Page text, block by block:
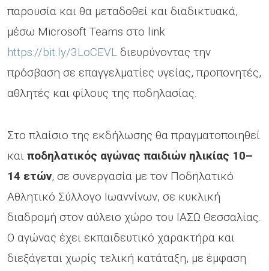
παρουσία και θα μεταδοθεί και διαδικτυακά,
μέσω Microsoft Teams στο link
https://bit.ly/3LoCEVL διευρύνοντας την
πρόσβαση σε επαγγελματίες υγείας, προπονητές,
αθλητές και φίλους της ποδηλασίας.
Στο πλαίσιο της εκδήλωσης θα πραγματοποιηθεί
και ποδηλατικός αγώνας παιδιών ηλικίας 10–
14 ετών, σε συνεργασία με τον Ποδηλατικό
Αθλητικό Σύλλογο Ιωαννίνων, σε κυκλική
διαδρομή στον αύλειο χώρο του ΙΑΣΩ Θεσσαλίας.
Ο αγώνας έχει εκπαιδευτικό χαρακτήρα και
διεξάγεται χωρίς τελική κατάταξη, με έμφαση